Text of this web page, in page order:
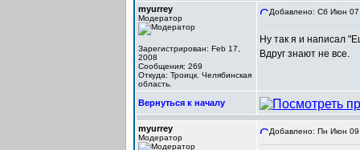
myurrey
Модератор
Зарегистрирован: Feb 17,
2008
Сообщения: 269
Откуда: Троицк. Челябинская
область.
Добавлено: Сб Июн
Ну так я и написал
Вдруг знают не все.
Вернуться к началу
myurrey
Модератор
Добавлено: Пн Июн